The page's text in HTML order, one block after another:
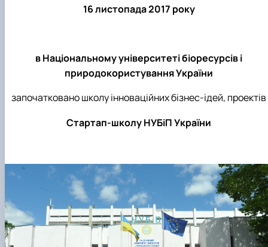
16 листопада 2017 року
вНаціональному університеті біоресурсів і
природокористуванняУкраїни
започатковано школу інноваційних бізнес-ідей, проектів
Стартап-школу НУБіП України